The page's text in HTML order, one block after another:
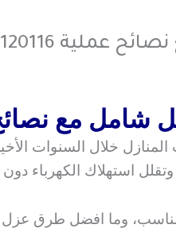
المنازل خلال السنوات
وما افضل طرق عزل